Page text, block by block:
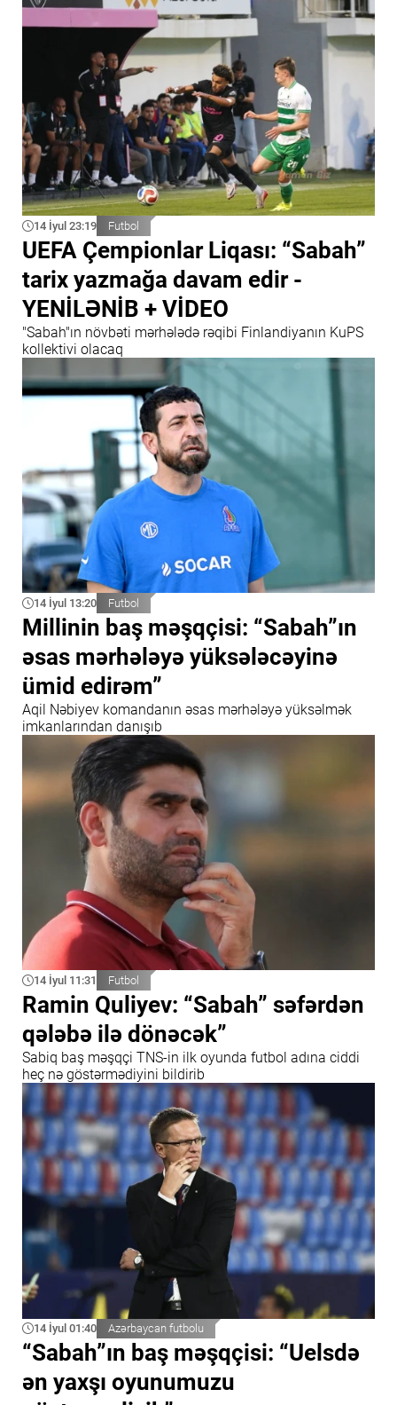
14 İyul 23:19 Futbol
UEFA Çempionlar Liqası: “Sabah”
tarix yazmağa davam edir -
YENİLƏNİB + VİDEO
"Sabah"ın növbəti mərhələdə rəqibi Finlandiyanın KuPS
kollektivi olacaq
14 İyul 13:20 Futbol
Millinin baş məşqçisi: “Sabah”ın
əsas mərhələyə yüksələcəyinə
ümid edirəm”
Aqil Nəbiyev komandanın əsas mərhələyə yüksəlmək
imkanlarından danışıb
14 İyul 11:31 Futbol
Ramin Quliyev: “Sabah” səfərdən
qələbə ilə dönəcək”
Sabiq baş məşqçi TNS-in ilk oyunda futbol adına ciddi
heç nə göstərmədiyini bildirib
14 İyul 01:40 Azərbaycan futbolu
“Sabah”ın baş məşqçisi: “Uelsdə
ən yaxşı oyunumuzu